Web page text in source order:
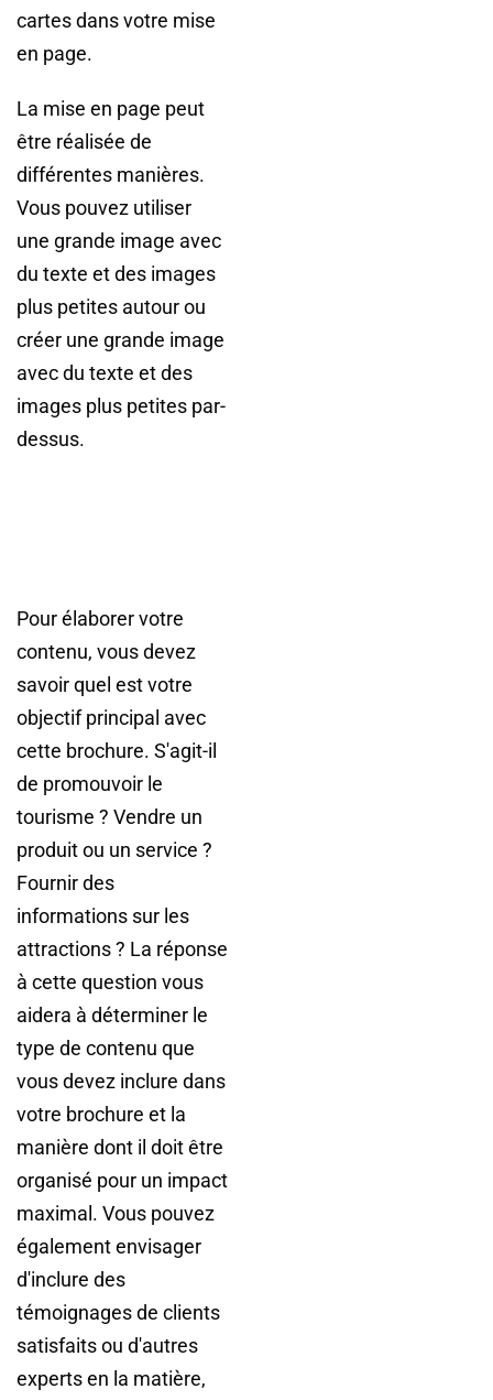
cartes dans votre mise
en page.
La mise en page peut
être réalisée de
différentes manières.
Vous pouvez utiliser
une grande image avec
du texte et des images
plus petites autour ou
créer une grande image
avec du texte et des
images plus petites par-
dessus.
Pour élaborer votre
contenu, vous devez
savoir quel est votre
objectif principal avec
cette brochure. S'agit-il
de promouvoir le
tourisme ? Vendre un
produit ou un service ?
Fournir des
informations sur les
attractions ? La réponse
à cette question vous
aidera à déterminer le
type de contenu que
vous devez inclure dans
votre brochure et la
manière dont il doit être
organisé pour un impact
maximal. Vous pouvez
également envisager
d'inclure des
témoignages de clients
satisfaits ou d'autres
experts en la matière,